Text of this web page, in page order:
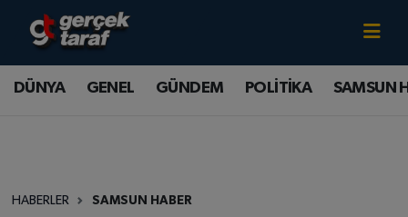
DÜNYA GENEL GÜNDEM POLİTİKA SAMSUN
HABERLER SAMSUN HABER
Canlı TV İzle
DÜNYA
POLİTİKA
Samsun Nöbetçi Eczaneler
Samsun Trafik Yoğunluk Haritası